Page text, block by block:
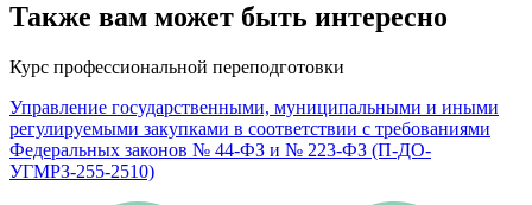
Также вам может быть интересно
Курс профессиональной переподготовки
Управление государственными, муниципальными и иными
регулируемыми закупками в соответствии с требованиями
Федеральных законов № 44-ФЗ и № 223-ФЗ (П-ДО-
УГМРЗ-255-2510)